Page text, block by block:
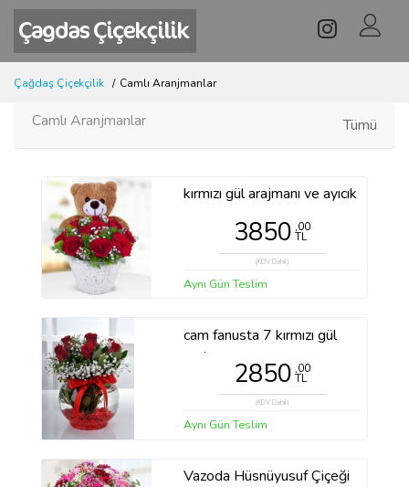
Çağdaş Çiçekçilik Camlı Aranjmanlar
Camlı Aranjmanlar Tümü
kırmızı gül arajmanı ve ayıcık
3850 ,00
TL
(KDV Dahil)
Aynı Gün Teslim
cam fanusta 7 kırmızı gül
arajmanı 2850 ,00
TL
(KDV Dahil)
Aynı Gün Teslim
Vazoda Hüsnüyusuf Çiçeği